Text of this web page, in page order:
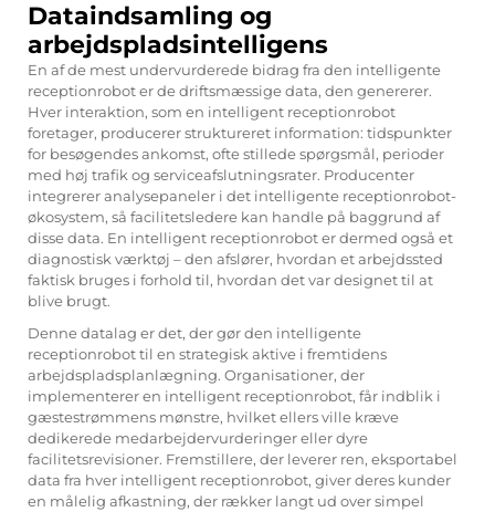
Dataindsamling og
arbejdspladsintelligens
En af de mest undervurderede bidrag fra den intelligente
receptionrobot er de driftsmæssige data, den genererer.
Hver interaktion, som en intelligent receptionrobot
foretager, producerer struktureret information: tidspunkter
for besøgendes ankomst, ofte stillede spørgsmål, perioder
med høj trafik og serviceafslutningsrater. Producenter
integrerer analysepaneler i det intelligente receptionrobot-
økosystem, så facilitetsledere kan handle på baggrund af
disse data. En intelligent receptionrobot er dermed også et
diagnostisk værktøj – den afslører, hvordan et arbejdssted
faktisk bruges i forhold til, hvordan det var designet til at
blive brugt.
Denne datalag er det, der gør den intelligente
receptionrobot til en strategisk aktive i fremtidens
arbejdspladsplanlægning. Organisationer, der
implementerer en intelligent receptionrobot, får indblik i
gæstestrømmens mønstre, hvilket ellers ville kræve
dedikerede medarbejdervurderinger eller dyre
facilitetsrevisioner. Fremstillere, der leverer ren, eksportabel
data fra hver intelligent receptionrobot, giver deres kunder
en målelig afkastning, der rækker langt ud over simpel